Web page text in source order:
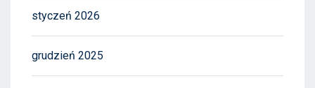
styczeń 2026
grudzień 2025